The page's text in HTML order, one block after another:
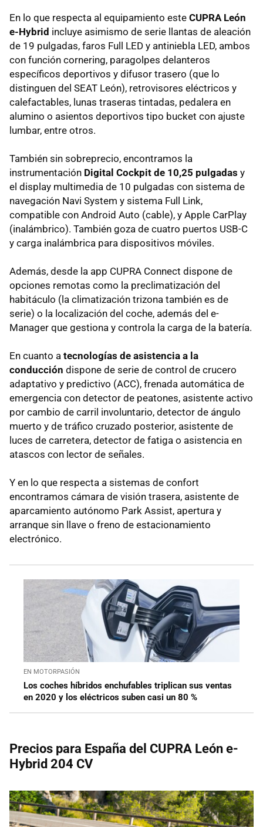
En lo que respecta al equipamiento este CUPRA León
e-Hybrid incluye asimismo de serie llantas de aleación
de 19 pulgadas, faros Full LED y antiniebla LED, ambos
con función cornering, paragolpes delanteros
específicos deportivos y difusor trasero (que lo
distinguen del SEAT León), retrovisores eléctricos y
calefactables, lunas traseras tintadas, pedalera en
alumino o asientos deportivos tipo bucket con ajuste
lumbar, entre otros.
También sin sobreprecio, encontramos la
instrumentación Digital Cockpit de 10,25 pulgadas y
el display multimedia de 10 pulgadas con sistema de
navegación Navi System y sistema Full Link,
compatible con Android Auto (cable), y Apple CarPlay
(inalámbrico). También goza de cuatro puertos USB-C
y carga inalámbrica para dispositivos móviles.
Además, desde la app CUPRA Connect dispone de
opciones remotas como la preclimatización del
habitáculo (la climatización trizona también es de
serie) o la localización del coche, además del e-
Manager que gestiona y controla la carga de la batería.
En cuanto a tecnologías de asistencia a la
conducción dispone de serie de control de crucero
adaptativo y predictivo (ACC), frenada automática de
emergencia con detector de peatones, asistente activo
por cambio de carril involuntario, detector de ángulo
muerto y de tráfico cruzado posterior, asistente de
luces de carretera, detector de fatiga o asistencia en
atascos con lector de señales.
Y en lo que respecta a sistemas de confort
encontramos cámara de visión trasera, asistente de
aparcamiento autónomo Park Assist, apertura y
arranque sin llave o freno de estacionamiento
electrónico.
EN MOTORPASIÓN
Los coches híbridos enchufables triplican sus ventas
en 2020 y los eléctricos suben casi un 80 %
Precios para España del CUPRA León e-
Hybrid 204 CV